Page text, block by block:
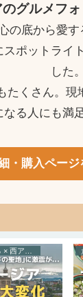
グルメフ
の底から愛す
ポットライ
した。
たくさん。
る人にも満
・購入ページ